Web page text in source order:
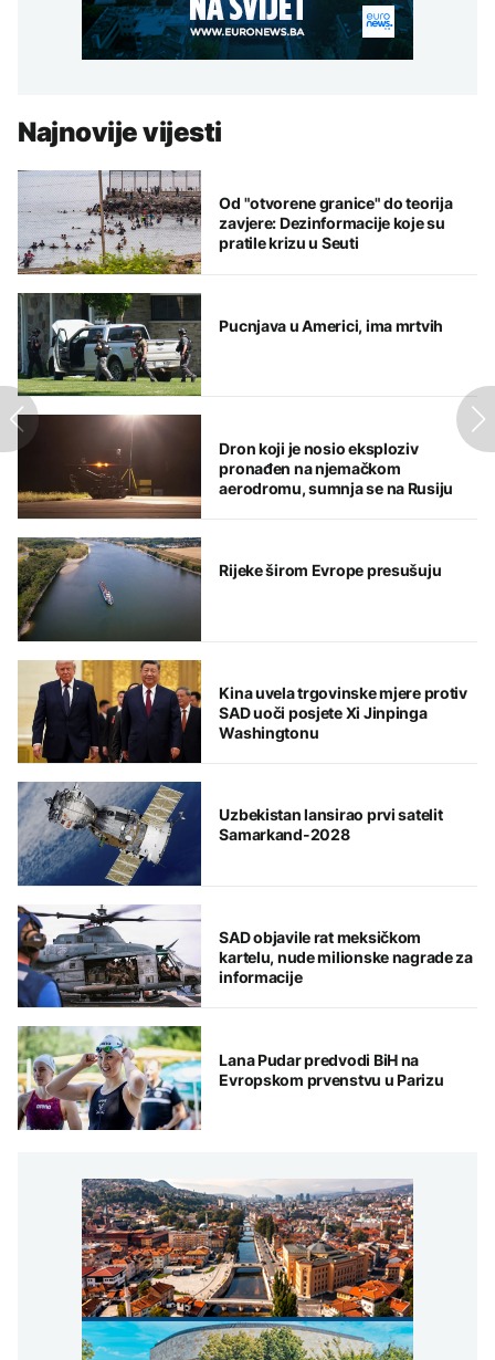
Najnovije vijesti
Od "otvorene granice" do teorija
zavjere: Dezinformacije koje su
pratile krizu u Seuti
Pucnjava u Americi, ima mrtvih
Dron koji je nosio eksploziv
pronađen na njemačkom
aerodromu, sumnja se na Rusiju
Rijeke širom Evrope presušuju
Kina uvela trgovinske mjere protiv
SAD uoči posjete Xi Jinpinga
Washingtonu
Uzbekistan lansirao prvi satelit
Samarkand-2028
SAD objavile rat meksičkom
kartelu, nude milionske nagrade za
informacije
Lana Pudar predvodi BiH na
Evropskom prvenstvu u Parizu